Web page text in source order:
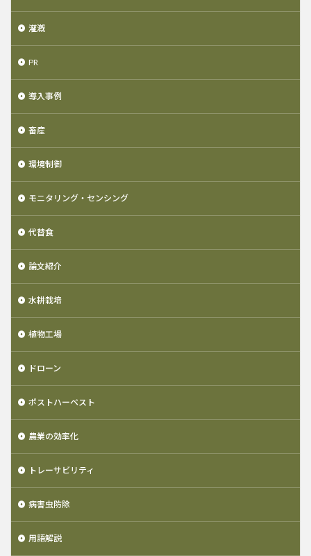
灌漑
PR
導入事例
畜産
環境制御
モニタリング・センシング
代替食
論文紹介
水耕栽培
植物工場
ドローン
ポストハーベスト
農業の効率化
トレーサビリティ
病害虫防除
用語解説